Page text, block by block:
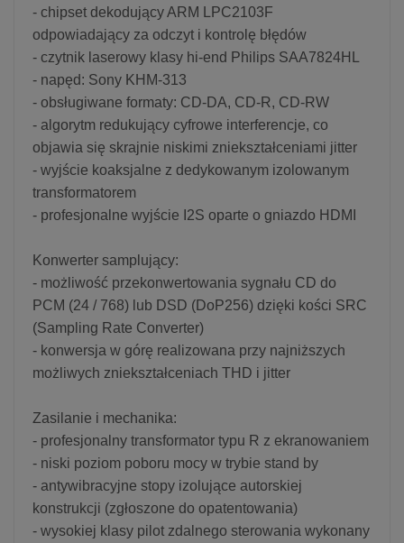
- chipset dekodujący ARM LPC2103F
odpowiadający za odczyt i kontrolę błędów
- czytnik laserowy klasy hi-end Philips SAA7824HL
- napęd: Sony KHM-313
- obsługiwane formaty: CD-DA, CD-R, CD-RW
- algorytm redukujący cyfrowe interferencje, co
objawia się skrajnie niskimi zniekształceniami jitter
- wyjście koaksjalne z dedykowanym izolowanym
transformatorem
- profesjonalne wyjście I2S oparte o gniazdo HDMI
Konwerter samplujący:
- możliwość przekonwertowania sygnału CD do
PCM (24 / 768) lub DSD (DoP256) dzięki kości SRC
(Sampling Rate Converter)
- konwersja w górę realizowana przy najniższych
możliwych zniekształceniach THD i jitter
Zasilanie i mechanika:
- profesjonalny transformator typu R z ekranowaniem
- niski poziom poboru mocy w trybie stand by
- antywibracyjne stopy izolujące autorskiej
konstrukcji (zgłoszone do opatentowania)
- wysokiej klasy pilot zdalnego sterowania wykonany